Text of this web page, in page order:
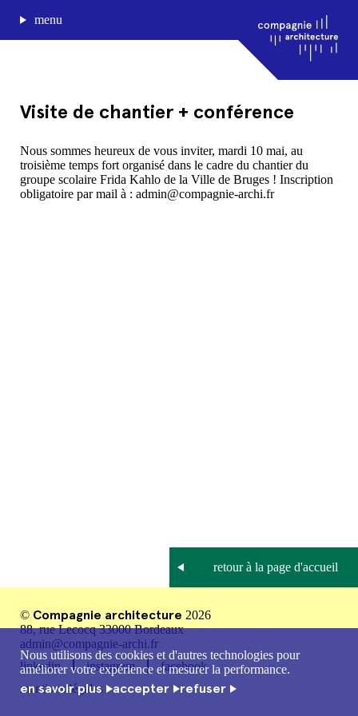
Nous utilisons des cookies et d'autres technologies pour
améliorer votre expérience et mesurer la performance.
en savoir plus accepter refuser
menu
journal de bord
projets
approche
agence
Visite de chantier + conférence
Nous sommes heureux de vous inviter, mardi 10 mai, au
troisième temps fort organisé dans le cadre du chantier du
groupe scolaire Frida Kahlo de la Ville de Bruges ! Inscription
obligatoire par mail à : admin@compagnie-archi.fr
© Compagnie architecture 2026
88, rue Lecocq 33000 Bordeaux
admin@compagnie-archi.fr
linkedin
instagram
facebook
mentions légales